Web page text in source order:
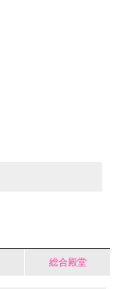
総合殿堂